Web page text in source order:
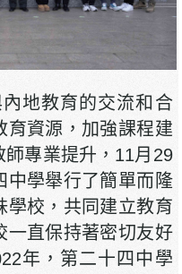
教育的交流和合
育資源，加強課程建
專業提升，11月29
中學舉行了簡單而隆
學校，共同建立教育
一直保持著密切友好
年，第二十四中學